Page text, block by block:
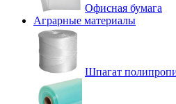
Офисная бумага
Аграрные материалы
Шпагат